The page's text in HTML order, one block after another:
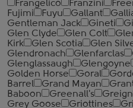
Frangelico
Franzini
Fujimi
Fuyu Gallant
Gentleman Jack
Gineti
Glen Clyde
Glen Colt
Kirk
Glen Scotia Glen
Glendronach
Glenfarclas
Glenglassaugh
Glengoyne
Golden Horse
Goral
Barrel
Grand Mayan
Baboon
Greenall's Greign
Grey Goose
Griottines